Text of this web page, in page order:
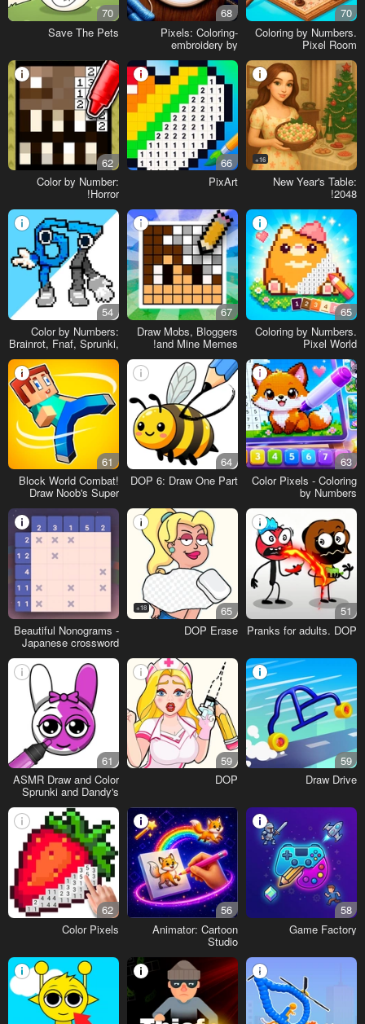
70
Coloring by Numbers.
Pixel Room
68
Pixels: Coloring-
embroidery by
70
Save The Pets
16+
New Year's Table:
2048!
66
PixArt
62
Color by Number:
Horror!
65
Coloring by Numbers.
Pixel World
67
Draw Mobs, Bloggers
and Mine Memes!
54
Color by Numbers:
Brainrot, Fnaf, Sprunki,
63
Color Pixels - Coloring
by Numbers
64
DOP 6: Draw One Part
61
Block World Combat!
Draw Noob's Super
Punch!
51
Pranks for adults. DOP
65
18+
DOP Erase
Beautiful Nonograms -
Japanese crossword
59
Draw Drive
59
DOP
61
ASMR Draw and Color
Sprunki and Dandy's
World
58
Game Factory
56
Animator: Cartoon
Studio
62
Color Pixels